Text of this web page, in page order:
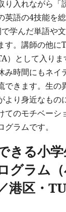
り入れながら「
英語の4技能を
学んだ単語や
す。講師の他に
）として入り
み時間にもネイ
できます。生の
より身近なもの
てのモチベーシ
ラムです。
きる小
グラム
港区・